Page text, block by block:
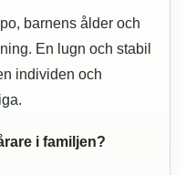
barnens ålder och
En lugn och stabil
individen och
i familjen?